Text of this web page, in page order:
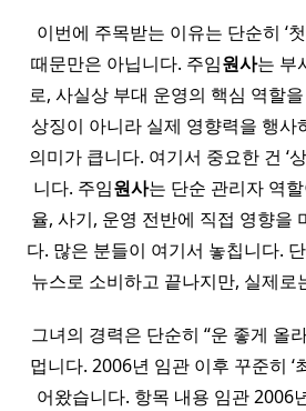
이번에 주목받는 이유는 단순히 ‘
때문만은 아닙니다. 주임원사는 부
로, 사실상 부대 운영의 핵심 역할
상징이 아니라 실제 영향력을 행사
의미가 큽니다. 여기서 중요한 건 ‘상
니다. 주임원사는 단순 관리자 역
율, 사기, 운영 전반에 직접 영향을
다. 많은 분들이 여기서 놓칩니다.
뉴스로 소비하고 끝나지만, 실제
그녀의 경력은 단순히 “운 좋게 올
멉니다. 2006년 임관 이후 꾸준히 ‘
어왔습니다. 항목 내용 임관 2006